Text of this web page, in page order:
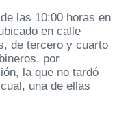
las 10:00 horas en
en calle
de tercero y cuarto
por
la que no tardó
una de ellas